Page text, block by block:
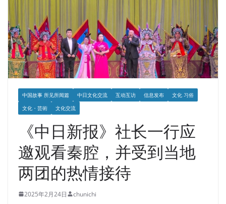
中国故事 所见所闻篇 中日文化交流 互动互访 信息发布
文化 习俗
文化・芸術
文化交流
《中日新报》社长一行应
邀观看秦腔，并受到当地
两团的热情接待
2025年2月24日 chunichi